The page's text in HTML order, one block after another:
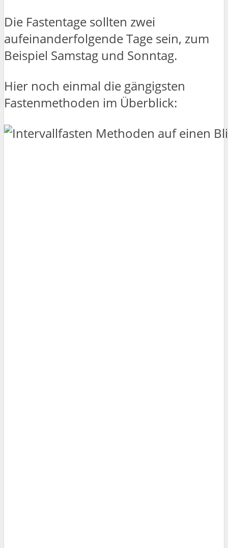
Die Fastentage sollten zwei
aufeinanderfolgende Tage sein, zum
Beispiel Samstag und Sonntag.
Hier noch einmal die gängigsten
Fastenmethoden im Überblick: